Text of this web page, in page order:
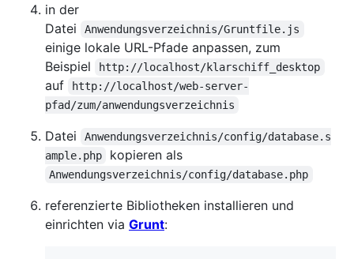
in der
Datei
Anwendungsverzeichnis/Gruntfile.js
einige lokale URL-Pfade anpassen, zum
Beispiel
http://localhost/klarschiff_desktop
auf
http://localhost/web-server-
pfad/zum/anwendungsverzeichnis
Datei
Anwendungsverzeichnis/config/database.s
ample.php
kopieren als
Anwendungsverzeichnis/config/database.php
referenzierte Bibliotheken installieren und
einrichten via Grunt: